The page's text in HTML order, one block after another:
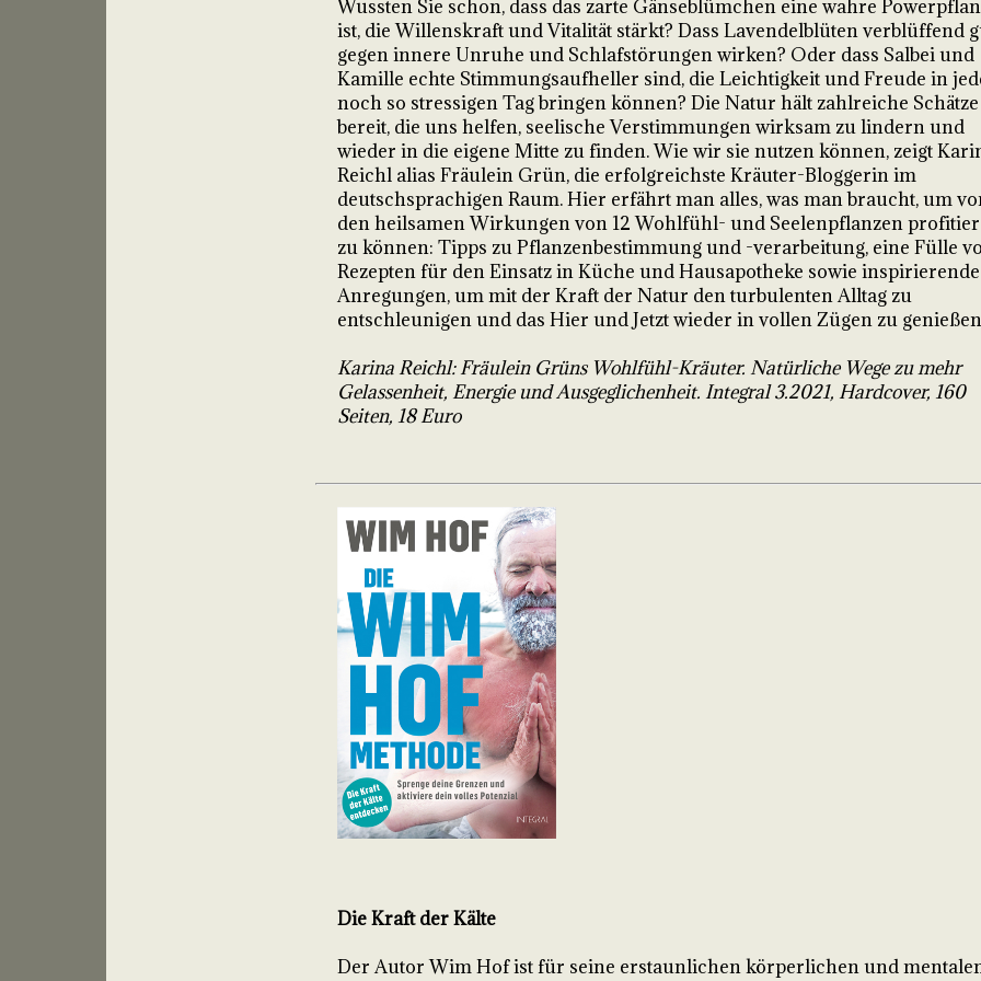
Wussten Sie schon, dass das zarte Gänseblümchen eine wahre
ist, die Willenskraft und Vitalität stärkt? Dass Lavendelblüten verblüffend
gegen innere Unruhe und Schlafstörungen wirken? Oder dass Salbei und
Kamille echte Stimmungsaufheller sind, die Leichtigkeit und Freude in
noch so stressigen Tag bringen können? Die Natur hält zahlreiche Schätze
bereit, die uns helfen, seelische Verstimmungen wirksam zu lindern und
wieder in die eigene Mitte zu finden. Wie wir sie nutzen können, zeigt
Reichl alias Fräulein Grün, die erfolgreichste Kräuter-Bloggerin im
deutschsprachigen Raum. Hier erfährt man alles, was man braucht, um
den heilsamen Wirkungen von 12 Wohlfühl- und Seelenpflanzen
zu können: Tipps zu Pflanzenbestimmung und -verarbeitung, eine Fülle
Rezepten für den Einsatz in Küche und Hausapotheke sowie inspirierende
Anregungen, um mit der Kraft der Natur den turbulenten Alltag zu
entschleunigen und das Hier und Jetzt wieder in vollen Zügen zu
Karina Reichl: Fräulein Grüns Wohlfühl-Kräuter. Natürliche Wege zu mehr
Gelassenheit, Energie und Ausgeglichenheit. Integral 3.2021, Hardcover, 160
Seiten, 18 Euro
Die Kraft der Kälte
Der Autor Wim Hof ist für seine erstaunlichen körperlichen und